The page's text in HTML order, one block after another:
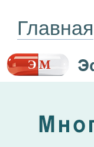
Главная